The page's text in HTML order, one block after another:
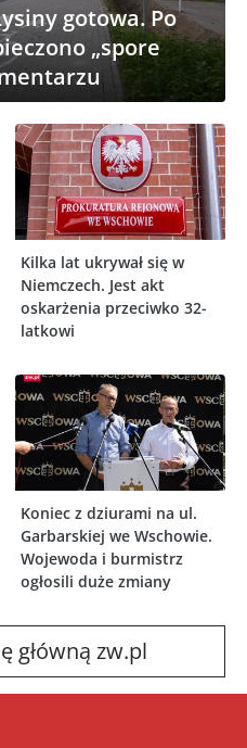
gotowa. Po
„spore
Kilka lat ukrywał się w
Niemczech. Jest akt
oskarżenia przeciwko 32-
latkowi
Koniec z dziurami na ul.
Garbarskiej we Wschowie.
Wojewoda i burmistrz
ogłosili duże zmiany
główną zw.pl